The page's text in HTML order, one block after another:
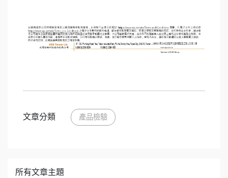
文章分類 產品檢驗
所有文章主題